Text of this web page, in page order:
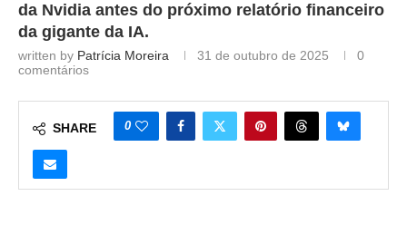
da Nvidia antes do próximo relatório financeiro
da gigante da IA.
written by Patrícia Moreira 31 de outubro de 2025
0
comentários
SHARE 0